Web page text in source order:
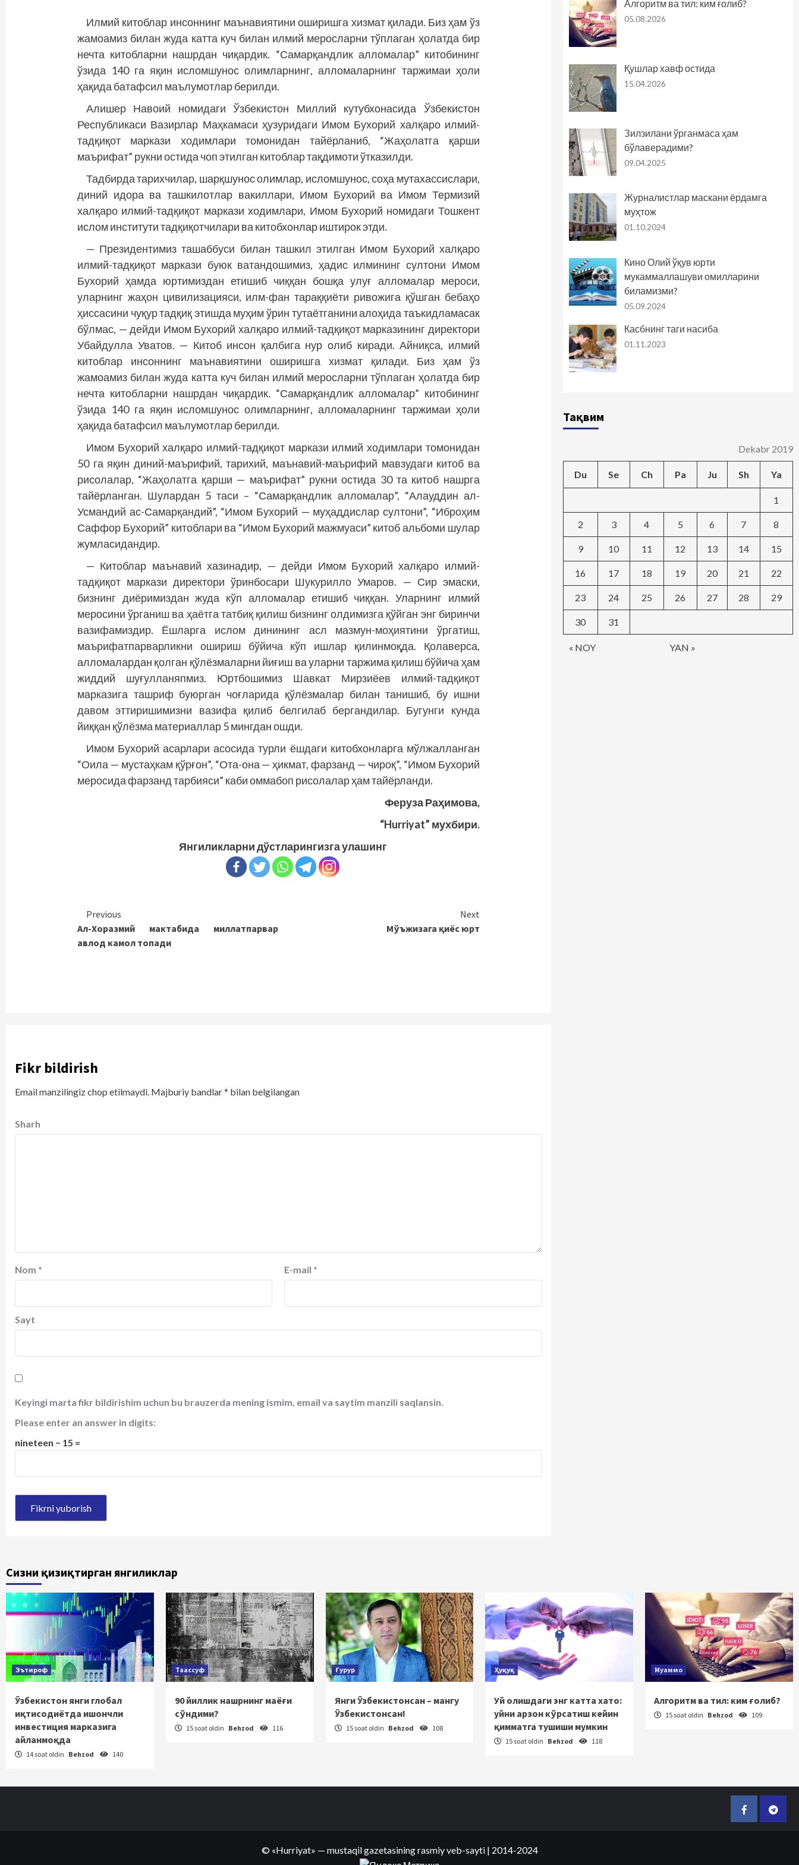
Илмий китоблар инсоннинг маънавиятини оширишга хизмат қилади. Биз ҳам ўз
жамоамиз билан жуда катта куч билан илмий меросларни тўплаган ҳолатда бир
нечта китобларни нашрдан чиқардик. “Самарқандлик алломалар” китобининг
ўзида 140 га яқин исломшунос олимларнинг, алломаларнинг таржимаи ҳоли
ҳақида батафсил маълумотлар берилди.
Алишер Навоий номидаги Ўзбекистон Миллий кутубхонасида Ўзбекистон
Республикаси Вазирлар Маҳкамаси ҳузуридаги Имом Бухорий халқаро илмий-
тадқиқот маркази ходимлари томонидан тайёрланиб, “Жаҳолатга қарши
маърифат” рукни остида чоп этилган китоблар тақдимоти ўтказилди.
Тадбирда тарихчилар, шарқшунос олимлар, исломшунос, соҳа мутахассислари,
диний идора ва ташкилотлар вакиллари, Имом Бухорий ва Имом Термизий
халқаро илмий-тадқиқот маркази ходимлари, Имом Бухорий номидаги Тошкент
ислом институти тадқиқотчилари ва китобхонлар иштирок этди.
— Президентимиз ташаббуси билан ташкил этилган Имом Бухорий халқаро
илмий-тадқиқот маркази буюк ватандошимиз, ҳадис илмининг султони Имом
Бухорий ҳамда юртимиздан етишиб чиққан бошқа улуғ алломалар мероси,
уларнинг жаҳон цивилиза­цияси, илм-фан тараққиёти ривожига қўшган бебаҳо
ҳиссасини чуқур тад­қиқ этишда муҳим ўрин тутаётганини алоҳида таъкидламасак
бўл­мас, — дейди Имом Бухорий халқаро илмий-тадқиқот марказининг директори
Убайдулла Уватов. — Китоб инсон қалбига нур олиб киради. Айниқса, илмий
китоблар инсоннинг маънавиятини оширишга хизмат қилади. Биз ҳам ўз
жамоамиз билан жуда катта куч билан илмий меросларни тўплаган ҳолатда бир
неч­та китоб­ларни нашр­дан чиқардик. “Самар­қандлик алломалар” китобининг
ўзида 140 га яқин исломшунос олимларнинг, алломаларнинг таржимаи ҳоли
ҳақида батафсил маълумотлар берилди.
Имом Бухорий халқаро илмий-тадқиқот маркази илмий ходимлари томонидан
50 га яқин диний-маърифий, тарихий, маънавий-маърифий мавзудаги китоб ва
рисолалар, “Жаҳолатга қарши — маърифат” рукни остида 30 та китоб нашрга
тайёрланган. Шулардан 5 таси – “Самарқандлик алломалар”, “Алауддин ал-
Усмандий ас-Самарқандий”, “Имом Бухорий — муҳаддислар султони”, “Иброҳим
Саффор Бухорий” китоблари ва “Имом Бухорий мажмуаси” китоб альбоми шулар
жумласидандир.
— Китоблар маънавий хазинадир, — дейди Имом Бухорий халқ­аро илмий-
тадқиқот маркази директори ўринбосари Шукурилло Умаров. — Сир эмаски,
бизнинг диёримиздан жуда кўп алломалар етишиб чиққан. Уларнинг илмий
меросини ўрганиш ва ҳаётга татбиқ қилиш бизнинг олдимизга қўйган энг биринчи
вазифамиздир. Ёшларга ислом динининг асл мазмун-моҳиятини ўргатиш,
маърифатпарварликни ошириш бўйича кўп ишлар қилинмоқда. Қолаверса,
алломалардан қолган қўлёзмаларни йиғиш ва уларни таржима қилиш бўйича ҳам
жиддий шуғулланяпмиз. Юртбошимиз Шавкат Мирзиёев илмий-тад­қиқот
марказига ташриф буюрган чоғларида қўл­ёзмалар билан танишиб, бу ишни
давом эттиришимизни вазифа қилиб белгилаб бергандилар. Бугунги кунда
йиққан қўлёзма материаллар 5 мингдан ошди.
Имом Бухорий асарлари асосида турли ёшдаги китобхонларга мўл­жалланган
“Оила — мустаҳкам қўрғон”, “Ота-она — ҳикмат, фарзанд — чироқ”, “Имом Бухорий
меросида фарзанд тарбияси” каби оммабоп рисолалар ҳам тайёрланди.
Феруза Раҳимова,
“Hurriyat” мухбири.
Янгиликларни дўстларингизга улашинг
Continue
Reading
Previous
Ал-Хоразмий мактабида миллатпарвар
авлод камол топади
Next
Мўъжизага қиёс юрт
Fikr bildirish
Email manzilingiz chop etilmaydi. Majburiy bandlar* bilan belgilangan
Sharh
Nom * E-mail *
Sayt
Keyingi marta fikr bildirishim uchun bu brauzerda mening ismim, email va saytim manzili saqlansin.
Please enter an answer in digits:
nineteen − 15 =
Алгоритм ва тил: ким ғолиб?
05.08.2026
Қушлар хавф остида
15.04.2026
Зилзилани ўрганмаса ҳам
бўлаверадими?
09.04.2025
Журналистлар маскани ёрдамга
муҳтож
01.10.2024
Кино Олий ўқув юрти
мукаммаллашуви омилларини
биламизми?
05.09.2024
Касбнинг таги насиба
01.11.2023
Тақвим
Dekabr 2019
Du Se Ch Pa Ju Sh Ya
« NOY YAN »
1
2 3 4 5 6 7 8
9 10 11 12 13 14 15
16 17 18 19 20 21 22
23 24 25 26 27 28 29
30 31
Сизни қизиқтирган янгиликлар
Эътироф
Ўзбекистон янги глобал
иқтисодиётда ишончли
инвестиция марказига
айланмоқда
14 soat oldin Behzod 140
Таассуф
90 йиллик нашрнинг маёғи
сўндими?
15 soat oldin Behzod 116
Ғурур
Янги Ўзбекистонсан – мангу
Ўзбекистонсан!
15 soat oldin Behzod 108
Ҳуқуқ
Уй олишдаги энг катта хато:
уйни арзон кўрсатиш кейин
қимматга тушиши мумкин
15 soat oldin Behzod 118
Муаммо
Алгоритм ва тил: ким ғолиб?
15 soat oldin Behzod 109
Facebook
© «Hurriyat» — mustaqil gazetasining rasmiy veb-sayti | 2014-2024